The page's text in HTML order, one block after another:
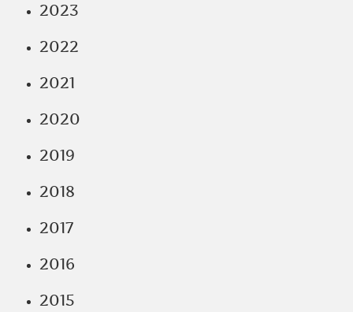
2023
2022
2021
2020
2019
2018
2017
2016
2015